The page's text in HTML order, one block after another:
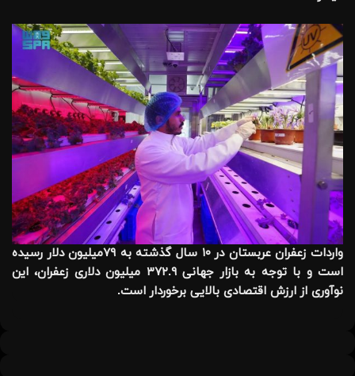
واردات زعفران عربستان در ۱۰ سال گذشته به ۷۹میلیون دلار رسیده
است و با توجه به بازار جهانی ۳۷۲.۹ میلیون دلاری زعفران، این
نوآوری از ارزش اقتصادی بالایی برخوردار است.